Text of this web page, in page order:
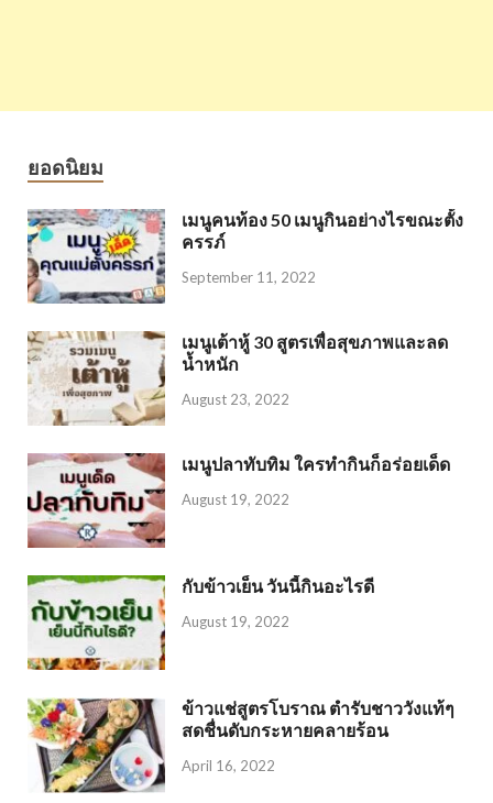
ยอดนิยม
เมนูคนท้อง 50 เมนูกินอย่างไรขณะตั้ง
ครรภ์
September 11, 2022
เมนูเต้าหู้ 30 สูตรเพื่อสุขภาพและลด
น้ำหนัก
August 23, 2022
เมนูปลาทับทิม ใครทำกินก็อร่อยเด็ด
August 19, 2022
กับข้าวเย็น วันนี้กินอะไรดี
August 19, 2022
ข้าวแช่สูตรโบราณ ตำรับชาววังแท้ๆ
สดชื่นดับกระหายคลายร้อน
April 16, 2022